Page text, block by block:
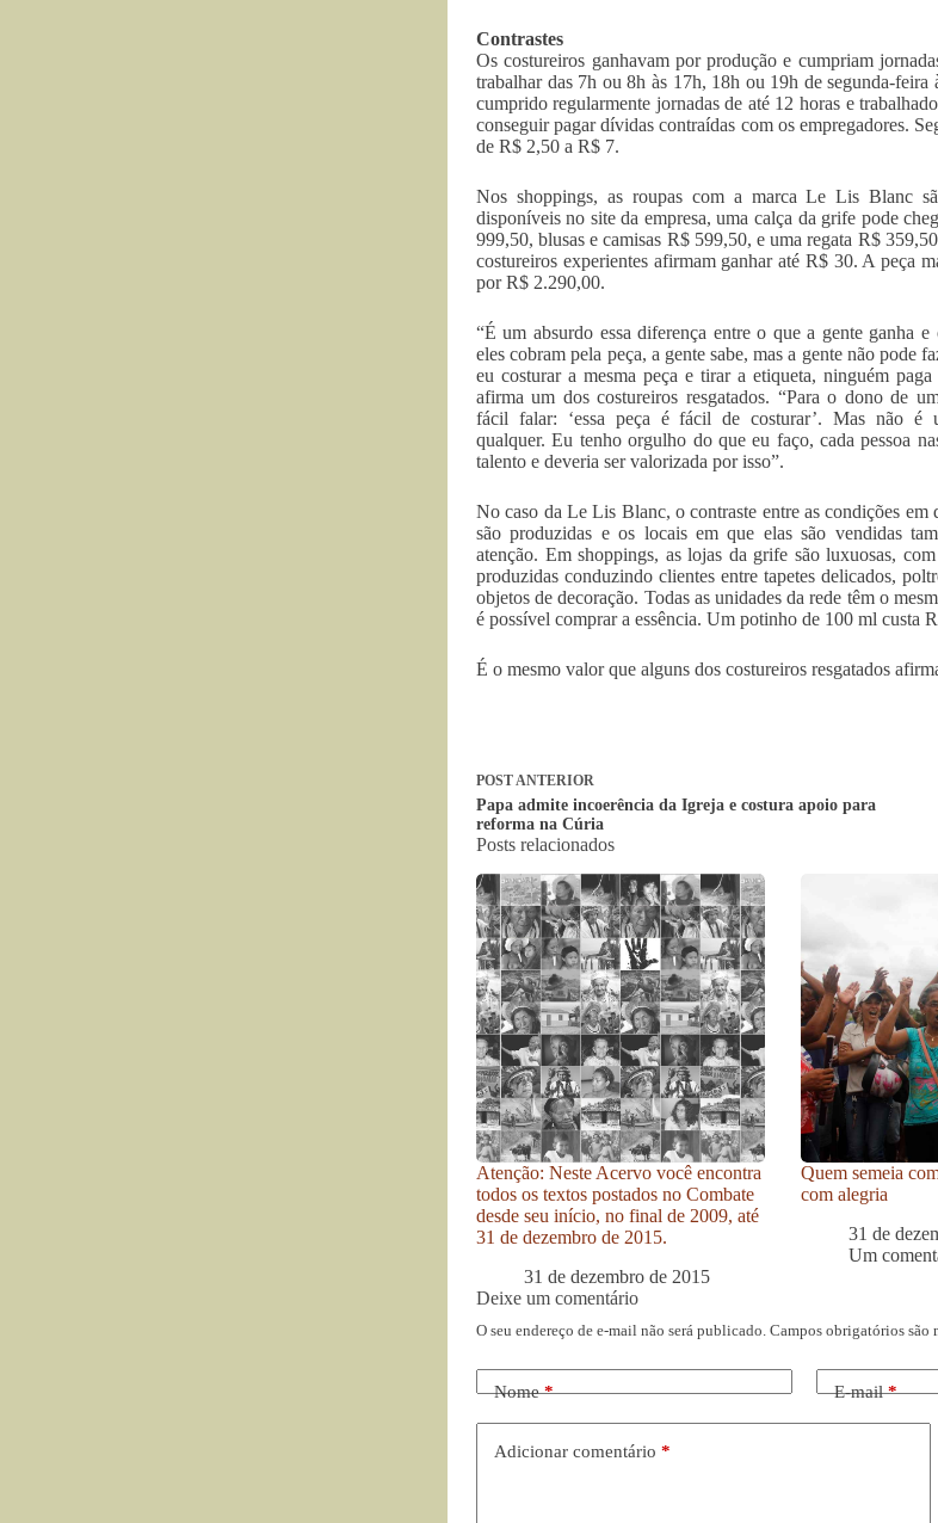
Contrastes
Os costureiros ganhavam por produção e cumpriam
trabalhar das 7h ou 8h às 17h, 18h ou 19h de segunda-
cumprido regularmente jornadas de até 12 horas e
conseguir pagar dívidas contraídas com os empregadores.
de R$ 2,50 a R$ 7.
Nos shoppings, as roupas com a marca Le Lis Blanc
disponíveis no site da empresa, uma calça da grife pode
999,50, blusas e camisas R$ 599,50, e uma regata R$
costureiros experientes afirmam ganhar até R$ 30. A peça
por R$ 2.290,00.
“É um absurdo essa diferença entre o que a gente ganha e
eles cobram pela peça, a gente sabe, mas a gente não pode
eu costurar a mesma peça e tirar a etiqueta, ninguém paga
afirma um dos costureiros resgatados. “Para o dono de
fácil falar: ‘essa peça é fácil de costurar’. Mas não é
qualquer. Eu tenho orgulho do que eu faço, cada pessoa
talento e deveria ser valorizada por isso”.
No caso da Le Lis Blanc, o contraste entre as condições em
são produzidas e os locais em que elas são vendidas
atenção. Em shoppings, as lojas da grife são luxuosas,
produzidas conduzindo clientes entre tapetes delicados,
objetos de decoração. Todas as unidades da rede têm o
é possível comprar a essência. Um potinho de 100 ml custa
É o mesmo valor que alguns dos costureiros resgatados
POSTANTERIOR
Papa admite incoerência da Igreja e costura apoio para
reforma na Cúria
Posts relacionados
Atenção: Neste Acervo você encontra
todos os textos postados no Combate
desde seu início, no final de 2009, até
31 de dezembro de 2015.
31 de dezembro de 2015
Quem semeia
com alegria
31 de
Um
Deixe um comentário
O seu endereço de e-mail não será publicado. Campos obrigatórios são
Nome* E-mail*
Adicionar comentário *